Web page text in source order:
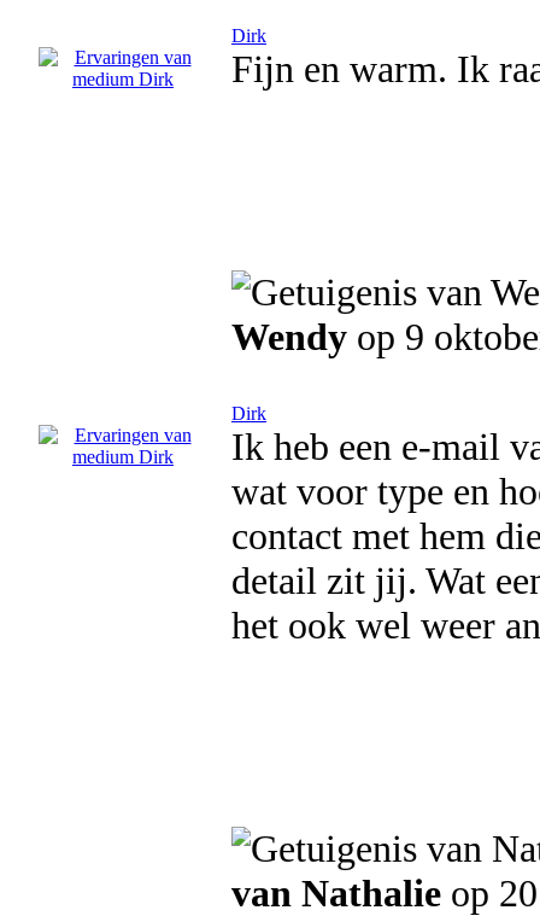
Dirk
Fijn en warm. Ik
Wendy op 9
Dirk
Ik heb een e-mail
wat voor type en
contact met hem
detail zit jij. Wat
het ook wel weer
van Nathalie op